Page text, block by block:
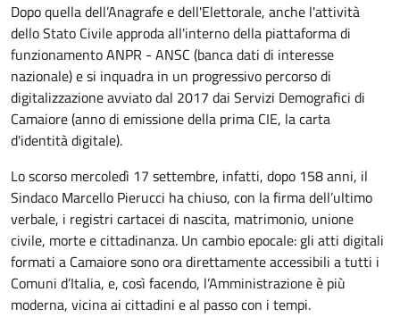
Dopo quella dell’Anagrafe e dell'Elettorale, anche l'attività
dello Stato Civile approda all'interno della piattaforma di
funzionamento ANPR - ANSC (banca dati di interesse
nazionale) e si inquadra in un progressivo percorso di
digitalizzazione avviato dal 2017 dai Servizi Demografici di
Camaiore (anno di emissione della prima CIE, la carta
d'identità digitale).
Lo scorso mercoledì 17 settembre, infatti, dopo 158 anni, il
Sindaco Marcello Pierucci ha chiuso, con la firma dell’ultimo
verbale, i registri cartacei di nascita, matrimonio, unione
civile, morte e cittadinanza. Un cambio epocale: gli atti digitali
formati a Camaiore sono ora direttamente accessibili a tutti i
Comuni d’Italia, e, così facendo, l’Amministrazione è più
moderna, vicina ai cittadini e al passo con i tempi.